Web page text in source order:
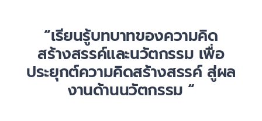
“เรียนรู้บทบาทของความคิด
สร้างสรรค์และนวัตกรรม เพื่อ
ประยุกต์ความคิดสร้างสรรค์ สู่ผล
งานด้านนวัตกรรม “